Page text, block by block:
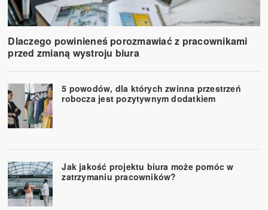
Dlaczego powinieneś porozmawiać z pracownikami
przed zmianą wystroju biura
5 powodów, dla których zwinna przestrzeń
robocza jest pozytywnym dodatkiem
Jak jakość projektu biura może pomóc w
zatrzymaniu pracowników?